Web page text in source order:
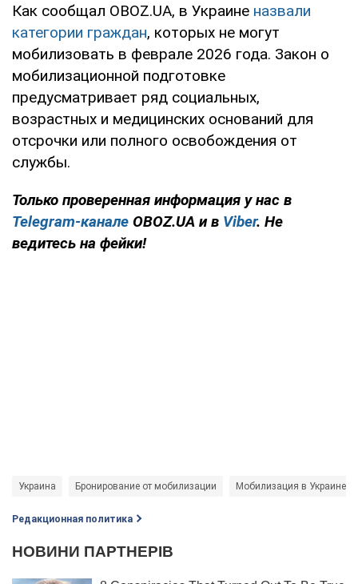
Как сообщал OBOZ.UA, в Украине назвали
категории граждан, которых не могут
мобилизовать в феврале 2026 года. Закон о
мобилизационной подготовке
предусматривает ряд социальных,
возрастных и медицинских оснований для
отсрочки или полного освобождения от
службы.
Только проверенная информация у нас в
Telegram-канале OBOZ.UA и в Viber. Не
ведитесь на фейки!
Украина Бронирование от мобилизации Мобилизация в Украине
Редакционная политика